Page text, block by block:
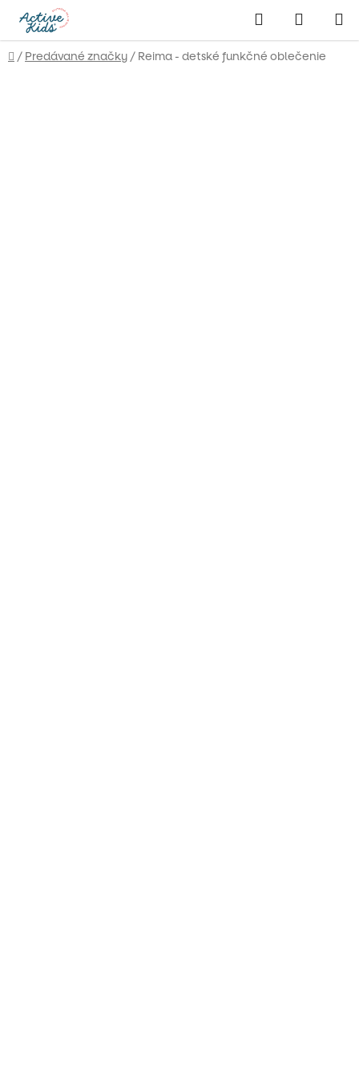
obsah
Hľadať
KOŠÍK
Domov
/ Predávané značky/ Reima - detské funkčné oblečenie